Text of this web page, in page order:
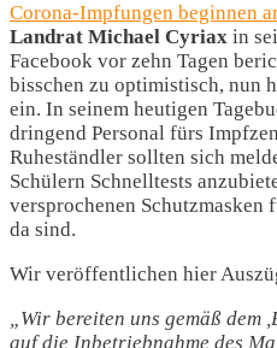
Corona-Impfungen beginnen
Landrat Michael Cyriax in
Facebook vor zehn Tagen
bisschen zu optimistisch, nun
ein. In seinem heutigen
dringend Personal fürs
Ruheständler sollten sich
Schülern Schnelltests
versprochenen
da sind.
Wir veröffentlichen hier
„Wir bereiten uns gemäß dem
auf die Inbetriebnahme des